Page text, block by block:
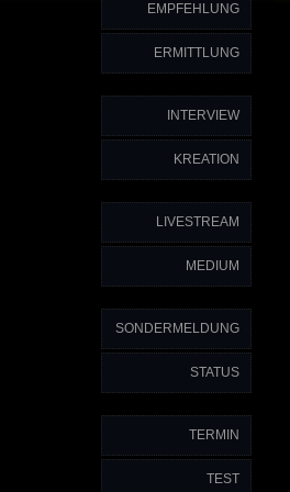
EMPFEHLUNG
ERMITTLUNG
INTERVIEW
KREATION
LIVESTREAM
MEDIUM
SONDERMELDUNG
STATUS
TERMIN
TEST